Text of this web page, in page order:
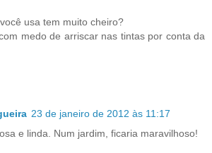
usa tem muito cheiro?
medo de arriscar nas tintas por conta da
23 de janeiro de 2012 às 11:17
e linda. Num jardim, ficaria maravilhoso!